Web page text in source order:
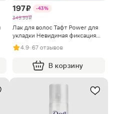
197 ₽
-43%
349.99 ₽
Лак для волос Тафт Power для
укладки Невидимая фиксация
Мегафиксация 225мл в
ассортименте
4.9· 67 отзывов
В корзину